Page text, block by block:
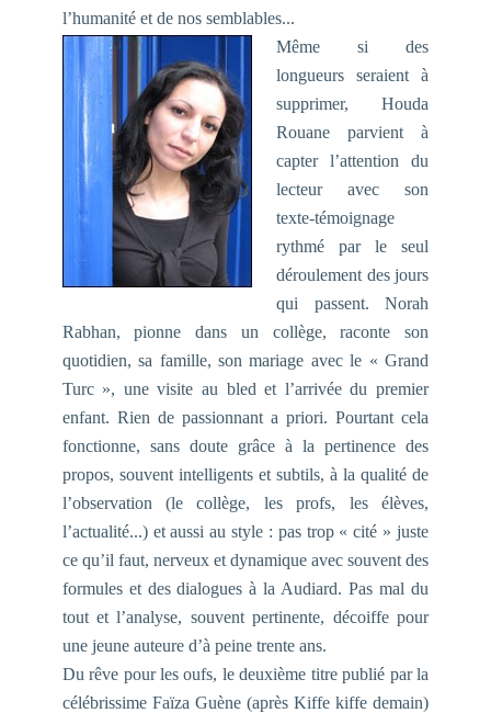
l’humanité et de nos semblables...
Même si des
longueurs seraient à
supprimer, Houda
Rouane parvient à
capter l’attention du
lecteur avec son
texte-témoignage
rythmé par le seul
déroulement des jours
qui passent. Norah
Rabhan, pionne dans un collège, raconte son
quotidien, sa famille, son mariage avec le « Grand
Turc», une visite au bled et l’arrivée du premier
enfant. Rien de passionnant a priori. Pourtant cela
fonctionne, sans doute grâce à la pertinence des
propos, souvent intelligents et subtils, à la qualité de
l’observation (le collège, les profs, les élèves,
l’actualité...) et aussi au style : pas trop « cité » juste
ce qu’il faut, nerveux et dynamique avec souvent des
formules et des dialogues à la Audiard. Pas mal du
tout et l’analyse, souvent pertinente, décoiffe pour
une jeune auteure d’à peine trente ans.
Du rêve pour les oufs, le deuxième titre publié par la
célébrissime Faïza Guène (après Kiffe kiffe demain)